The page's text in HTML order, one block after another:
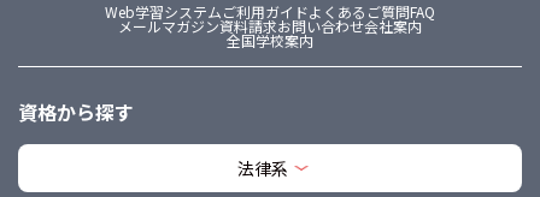
Web学習システムご利用ガイドよくあるご質問FAQ
メールマガジン資料請求お問い合わせ会社案内
全国学校案内
資格から探す
法律系